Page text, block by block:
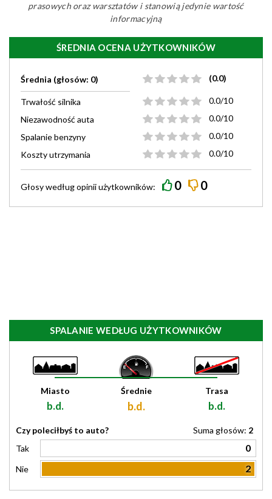
prasowych oraz warsztatów i stanowią jedynie wartość
informacyjną
ŚREDNIA OCENA UŻYTKOWNIKÓW
Średnia (głosów: 0) (0.0)
Trwałość silnika
0.0/10
Niezawodność auta
0.0/10
Spalanie benzyny
0.0/10
Koszty utrzymania
0.0/10
Głosy wedługopiniiużytkowników: 0 0
SPALANIE WEDŁUG UŻYTKOWNIKÓW
Miasto
b.d.
Średnie
b.d.
Trasa
b.d.
Czy poleciłbyś to auto? Suma głosów: 2
Tak
0
Nie 2